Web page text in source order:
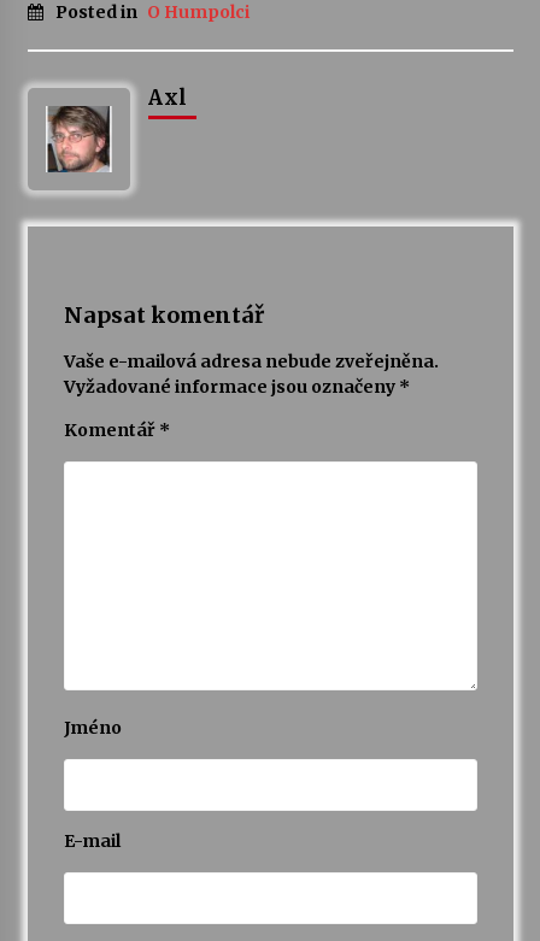
30. 6. 2026
Posted in O Humpolci
Axl
Napsat komentář
Vaše e-mailová adresa nebude zveřejněna.
Vyžadované informace jsou označeny *
Komentář *
Jméno
E-mail